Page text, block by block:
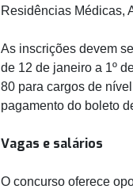
Residências Médicas,
As inscrições devem
de 12 de janeiro a 1º
80 para cargos de
pagamento do boleto
Vagas e salários
O concurso oferece